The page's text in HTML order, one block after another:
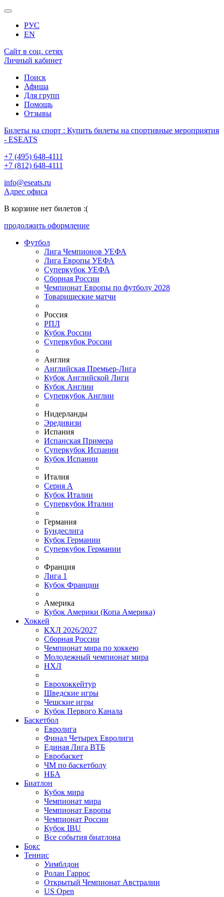
РУС
EN
Сайт в соц. сетях
Личный кабинет
Поиск
Афиша
Для групп
Помощь
Отзывы
Билеты на спорт : Купить билеты на спортивные мероприятия
- ESEATS
+7 (495) 648-4111
+7 (812) 648-4111
info@eseats.ru
Адрес офиса
В корзине нет билетов :(
продолжить оформление
Футбол
Лига Чемпионов УЕФА
Лига Европы УЕФА
Суперкубок УЕФА
Сборная России
Чемпионат Европы по футболу 2028
Товарищеские матчи
Россия
РПЛ
Кубок России
Суперкубок России
Англия
Английская Премьер-Лига
Кубок Английской Лиги
Кубок Англии
Суперкубок Англии
Нидерланды
Эредивизи
Испания
Испанская Примера
Суперкубок Испании
Кубок Испании
Италия
Серия А
Кубок Италии
Суперкубок Италии
Германия
Бундеслига
Кубок Германии
Суперкубок Германии
Франция
Лига 1
Кубок Франции
Америка
Кубок Америки (Копа Америка)
Хоккей
КХЛ 2026/2027
Сборная России
Чемпионат мира по хоккею
Молодежный чемпионат мира
НХЛ
Еврохоккейтур
Шведские игры
Чешские игры
Кубок Первого Канала
Баскетбол
Евролига
Финал Четырех Евролиги
Единая Лига ВТБ
Евробаскет
ЧМ по баскетболу
НБА
Биатлон
Кубок мира
Чемпионат мира
Чемпионат Европы
Чемпионат России
Кубок IBU
Все события биатлона
Бокс
Теннис
Уимблдон
Ролан Гаррос
Открытый Чемпионат Австралии
US Open